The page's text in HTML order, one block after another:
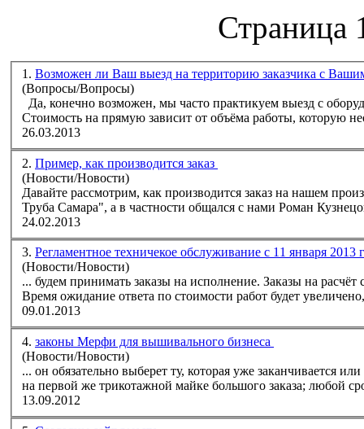
Страница
1. Возможен ли Ваш выезд на территорию заказчика с
(Вопросы/Вопросы)
Да, конечно возможен, мы часто практикуем выезд с
Стоимость на прямую зависит от объёма работы, которую
26.03.2013
2. Пример, как производится заказ
(Новости/Новости)
Давайте рассмотрим, как производится заказ на нашем
24.02.2013
3. Регламентное техничекое обслуживание с 11 января 2013
(Новости/Новости)
... будем принимать заказы на исполнение. Заказы на расчёт
Время ожидание ответа по стоимости работ будет
09.01.2013
4. законы Мерфи для вышивального бизнеса
(Новости/Новости)
... он обязательно выберет ту, которая уже заканчивается или вообще снята с
на первой же трикотажной майке большого заказ
а; любой
13.09.2012